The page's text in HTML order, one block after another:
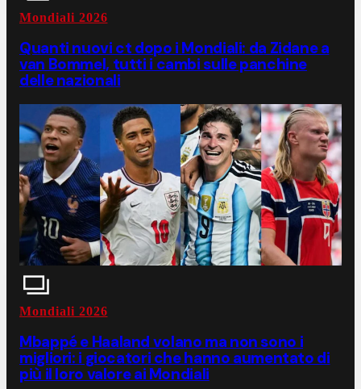
Mondiali 2026
Quanti nuovi ct dopo i Mondiali: da Zidane a
van Bommel, tutti i cambi sulle panchine
delle nazionali
Mondiali 2026
Mbappé e Haaland volano ma non sono i
migliori: i giocatori che hanno aumentato di
più il loro valore ai Mondiali